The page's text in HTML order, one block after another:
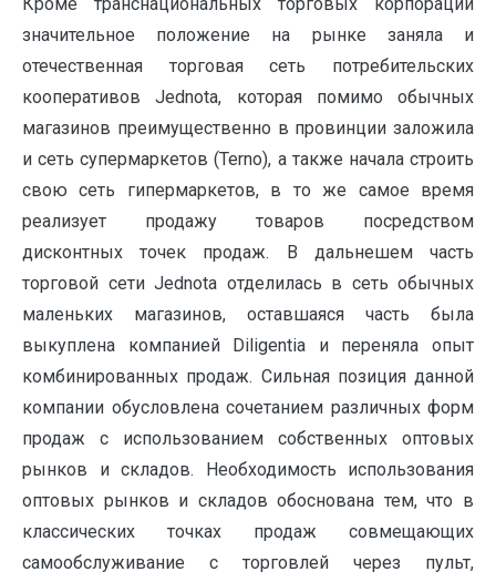
значительное положение на рынке заняла и
отечественная торговая сеть потребительских
кооперативов Jednota, которая помимо обычных
магазинов преимущественно в провинции заложила
и сеть супермаркетов (Terno), а также начала строить
свою сеть гипермаркетов, в то же самое время
реализует продажу товаров посредством
дисконтных точек продаж. В дальнешем часть
торговой сети Jednota отделилась в сеть обычных
маленьких магазинов, оставшаяся часть была
выкуплена компанией Diligentia и переняла опыт
комбинированных продаж. Сильная позиция данной
компании обусловлена сочетанием различных форм
продаж с использованием собственных оптовых
рынков и складов. Необходимость использования
оптовых рынков и складов обоснована тем, что в
классических точках продаж совмещающих
самообслуживание с торговлей через пульт,